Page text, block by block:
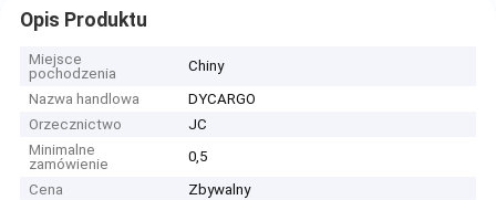
Opis Produktu
Miejsce
pochodzenia
Chiny
Nazwa handlowa
DYCARGO
Orzecznictwo
JC
Minimalne
zamówienie
0,5
Cena
Zbywalny